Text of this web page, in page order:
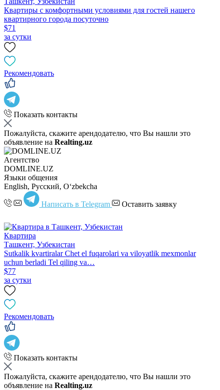
Квартиры с комфортными условиями для гостей нашего
квартирного города посуточно
$71
за сутки
Рекомендовать
Показать контакты
Пожалуйста, скажите арендодателю, что Вы нашли это
объявление на Realting.uz
Агентство
DOMLINE.UZ
Языки общения
English, Русский, Oʻzbekcha
Написать в Telegram Оставить заявку
Квартира
Ташкент, Узбекистан
Sutkalik kvartiralar Chet el fuqarolari va viloyatlik mexmonlar
uchun berladi Tel qiling va…
$77
за сутки
Рекомендовать
Показать контакты
Пожалуйста, скажите арендодателю, что Вы нашли это
объявление на Realting.uz